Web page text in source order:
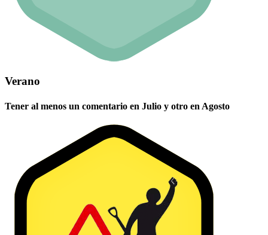
Verano
Tener al menos un comentario en Julio y otro en Agosto